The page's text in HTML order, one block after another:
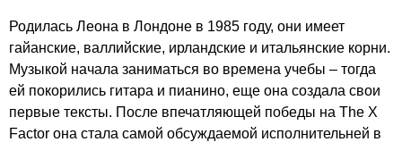
Родилась Леона в Лондоне в 1985 году, они имеет
гайанские, валлийские, ирландские и итальянские корни.
Музыкой начала заниматься во времена учебы – тогда
ей покорились гитара и пианино, еще она создала свои
первые тексты. После впечатляющей победы на The X
Factor она стала самой обсуждаемой исполнительней в